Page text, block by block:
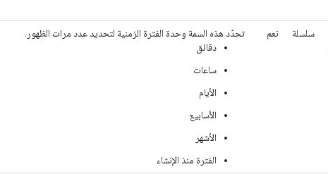
سلسلة نعم
تحدّد هذه السمة وحدة الفترة الزمنية لتحديد عدد مرات الظهور.
دقائق
ساعات
الأيام
الأسابيع
الأشهر
الفترة منذ الإنشاء